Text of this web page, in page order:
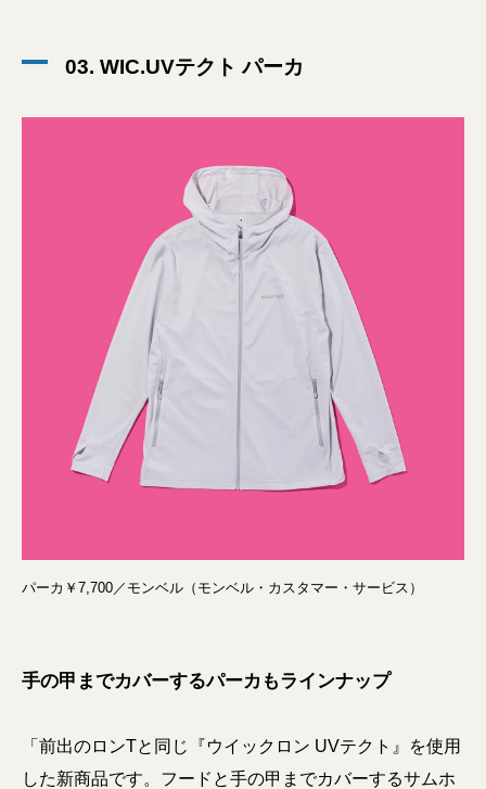
03. WIC.UVテクト パーカ
パーカ￥7,700／モンベル（モンベル・カスタマー・サービス）
手の甲までカバーするパーカもラインナップ
「前出のロンTと同じ『ウイックロン UVテクト』を使用
した新商品です。フードと手の甲までカバーするサムホ